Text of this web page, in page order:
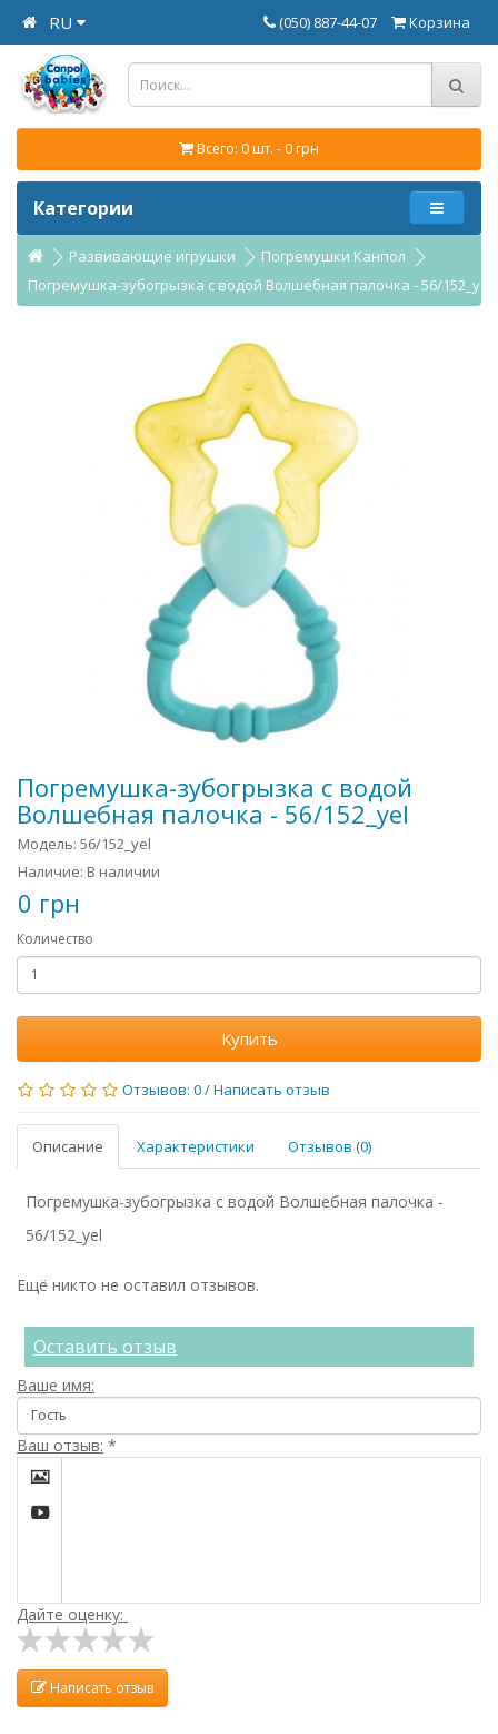
RU Корзина
(050) 887-44-07
Всего: 0 шт. - 0 грн
Категории
Развивающие игрушки
Погремушки Канпол
Погремушка-зубогрызка с водой Волшебная палочка - 56/152_yel
Погремушка-зубогрызка с водой
Волшебная палочка - 56/152_yel
Модель: 56/152_yel
Наличие: В наличии
0 грн
Количество
Купить
Отзывов: 0/Написать отзыв
Описание Характеристики Отзывов (0)
Погремушка-зубогрызка с водой Волшебная палочка -
56/152_yel
Ещё никто не оставил отзывов.
Оставить отзыв
Ваше имя:
Ваш отзыв: *


Дайте оценку:
Написать отзыв